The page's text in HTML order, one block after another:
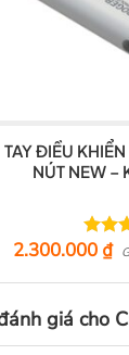
TAY ĐIỀU
NÚT NEW –
Được
5 sao
2.300.000 ₫
giá cho